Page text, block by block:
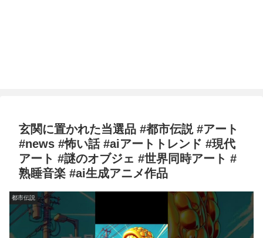
玄関に置かれた当選品 #都市伝説 #アート
#news #怖い話 #aiアートトレンド #現代
アート #謎のオブジェ #世界同時アート #
熟睡音楽 #ai生成アニメ作品
都市伝説